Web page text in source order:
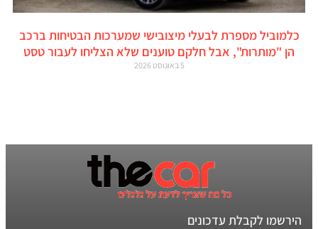
כלמוביל מספרת לבעלי מיצובישי שמערכות הבטיחות ברכב
הן "מותרות", אבל חלקם טוענים שלא הצליחו לעבור טסט
5 באוגוסט 2026
הירשמו לקבלת עדכונים